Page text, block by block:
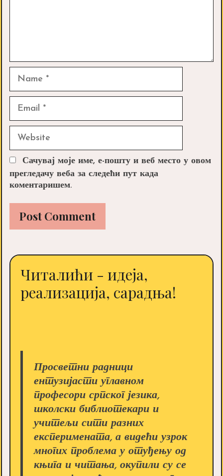
Website
Сачувај моје име, е-пошту и веб место у овом
прегледачу веба за следећи пут када
коментаришем.
Читалићи - идеја,
реализација, сарадња!
Просветни радници
ентузијасти углавном
професори српског језика,
школски библиотекари и
учитељи сити разних
експеримената, а видећи узрок
многих проблема у отуђењу од
књига и читања, окупили су се